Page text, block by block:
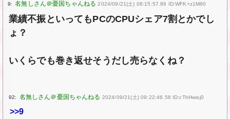
9: 2024/09/21(土) 08:15:57.86 ID:WFK+z1M60
業績不振といってもPCのCPUシェア7割とかでし
ょ？
いくらでも巻き返せそうだし売らなくね？
92: 2024/09/21(土) 09:22:46.58 ID:cThHwisj0
>>9